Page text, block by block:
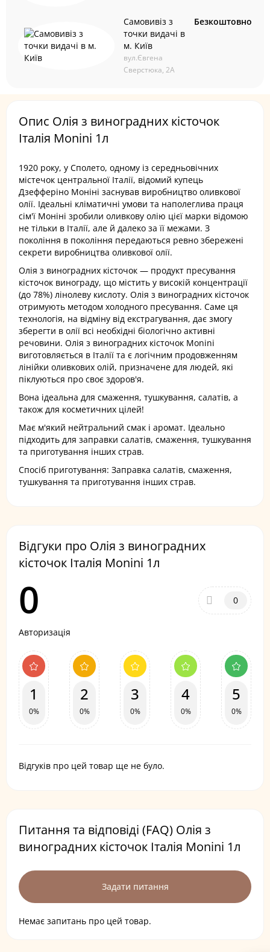
Самовивіз з
точки видачі в
м. Київ
вул.Євгена
Сверстюка, 2А
Безкоштовно
Опис Олія з виноградних кісточок
Італія Monini 1л
1920 року, у Сполето, одному із середньовічних
містечок центральної Італії, відомий купець
Дзефферіно Моніні заснував виробництво оливкової
олії. Ідеальні кліматичні умови та наполеглива праця
сім'ї Моніні зробили оливкову олію цієї марки відомою
не тільки в Італії, але й далеко за її межами. З
покоління в покоління передаються ревно збережені
секрети виробництва оливкової олії.
Олія з виноградних кісточок — продукт пресування
кісточок винограду, що містить у високій концентрації
(до 78%) лінолеву кислоту. Олія з виноградних кісточок
отримують методом холодного пресування. Саме ця
технологія, на відміну від екстрагування, дає змогу
зберегти в олії всі необхідні біологічно активні
речовини. Олія з виноградних кісточок Monini
виготовляється в Італії та є логічним продовженням
лінійки оливкових олій, призначене для людей, які
піклуються про своє здоров'я.
Вона ідеальна для смаження, тушкування, салатів, а
також для косметичних цілей!
Має м'який нейтральний смак і аромат. Ідеально
підходить для заправки салатів, смаження, тушкування
та приготування інших страв.
Спосіб приготування: Заправка салатів, смаження,
тушкування та приготування інших страв.
Відгуки про Олія з виноградних
кісточок Італія Monini 1л
0 0
Авторизація
1
0%
2
0%
3
0%
4
0%
5
0%
Відгуків про цей товар ще не було.
Питання та відповіді (FAQ) Олія з
виноградних кісточок Італія Monini 1л
Задати питання
Немає запитань про цей товар.